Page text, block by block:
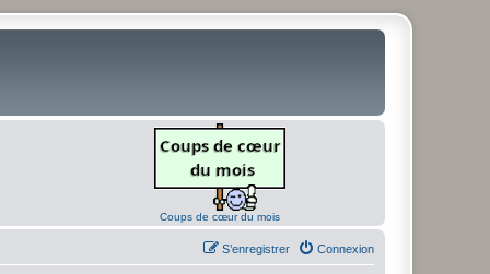
Coups de cœur du mois
Connexion
S’enregistrer